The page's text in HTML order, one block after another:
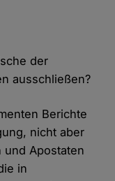
der
ausschließen?
Berichte
nicht aber
Apostaten
in